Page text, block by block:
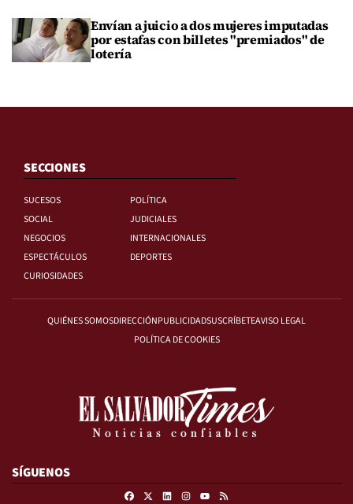
Envían a juicio a dos mujeres imputadas
por estafas con billetes "premiados" de
lotería
SECCIONES
SUCESOS
POLÍTICA
SOCIAL
JUDICIALES
NEGOCIOS
INTERNACIONALES
ESPECTÁCULOS
DEPORTES
CURIOSIDADES
QUIÉNES SOMOSDIRECCIÓNPUBLICIDADSUSCRÍBETEAVISO LEGAL
POLÍTICA DE COOKIES
SÍGUENOS
FacebookLinkedinInstagramRSS